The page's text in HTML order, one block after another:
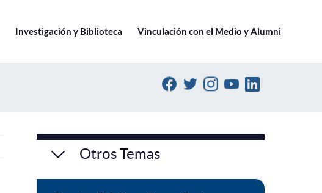
Investigación y Biblioteca Vinculación con el Medio y Alumni
Otros Temas